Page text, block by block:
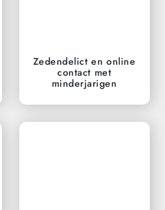
Zedendelict en online
contact met
minderjarigen